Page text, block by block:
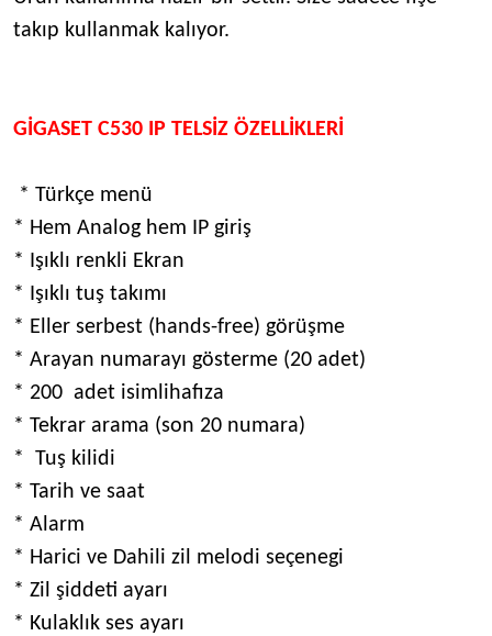
takıp kullanmak kalıyor.
GİGASET C530 IP TELSİZ ÖZELLİKLERİ
* Türkçe menü
* Hem Analog hem IP giriş
* Işıklı renkli Ekran
* Işıklı tuş takımı
* Eller serbest (hands-free) görüşme
* Arayan numarayı gösterme (20 adet)
* 200 adet isimlihafıza
* Tekrar arama (son 20 numara)
* Tuş kilidi
* Tarih ve saat
* Alarm
* Harici ve Dahili zil melodi seçenegi
* Zil şiddeti ayarı
* Kulaklık ses ayarı